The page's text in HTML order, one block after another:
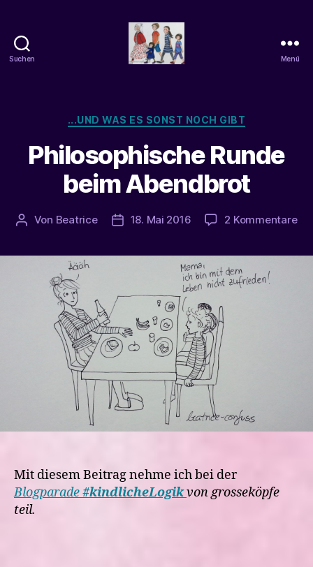
Suchen Menü
Kategorien
...UND WAS ES SONST NOCH GIBT
Philosophische Runde
beim Abendbrot
Beitragsautor
Von Beatrice Veröffentlichungsdatum
18. Mai 2016 2 Kommentarezu
Mit diesem Beitrag nehme ich bei der
Blogparade#kindlicheLogikvon grosseköpfe
teil.